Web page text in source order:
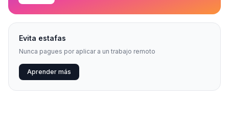
Evita estafas
Nunca pagues por aplicar a un trabajo remoto
Aprender más